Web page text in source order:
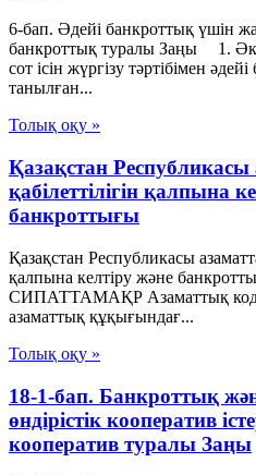
6-бап. Әдейі банкроттық үшін
банкроттық туралы Заңы 1.
сот ісін жүргізу тәртібімен
танылған...
Толық оқу »
Қазақстан
қабілеттілігін қалпына
банкроттығы
Қазақстан Республикасы
қалпына келтіру және
СИПАТТАМАҚР Азаматтық
азаматтық құқығындағ...
Толық оқу »
18-1-бап. Банкроттық
өндірістік кооператив
кооператив туралы Заңы